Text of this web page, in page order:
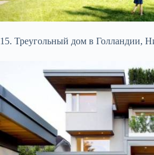
15. Треугольный дом в Голландии,